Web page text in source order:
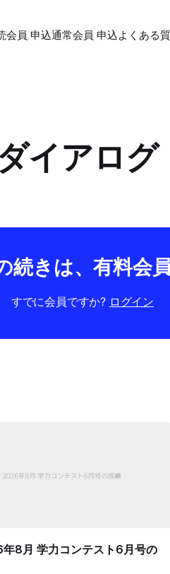
会員 申込通常会員 申込よくある
イアログ
続きは、有料会
すでに会員ですか? ログイン
8月 学力コンテスト6月号の